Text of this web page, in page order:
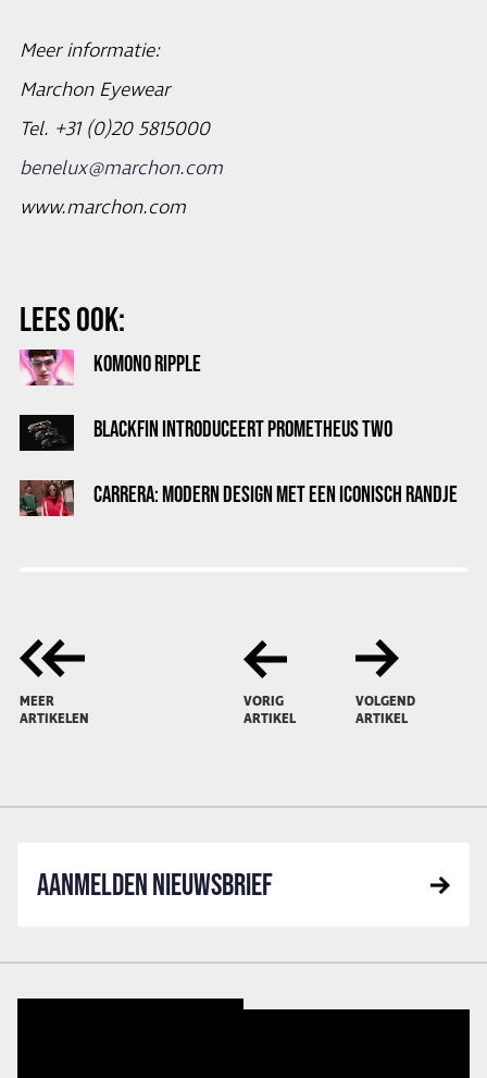
Meer informatie:
Marchon Eyewear
Tel. +31 (0)20 5815000
benelux@marchon.com
www.marchon.com
LEES OOK:
KOMONO RIPPLE
BLACKFIN INTRODUCEERT PROMETHEUS TWO
CARRERA: MODERN DESIGN MET EEN ICONISCH RANDJE
MEER
ARTIKELEN
VORIG
ARTIKEL
VOLGEND
ARTIKEL
AANMELDEN NIEUWSBRIEF